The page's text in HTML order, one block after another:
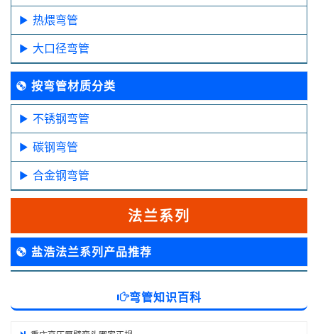
热煨弯管
大口径弯管
按弯管材质分类
不锈钢弯管
碳钢弯管
合金钢弯管
法兰系列
盐浩法兰系列产品推荐
弯管知识百科